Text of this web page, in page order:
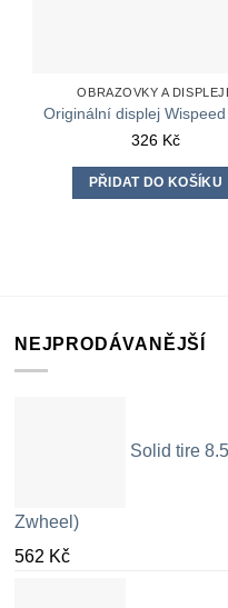
OBRAZOVKY A
Originální displej
326 Kč
PŘIDAT DO KOŠÍKU
NEJPRODÁVANĚJŠÍ
Solid tire
Zwheel)
562 Kč